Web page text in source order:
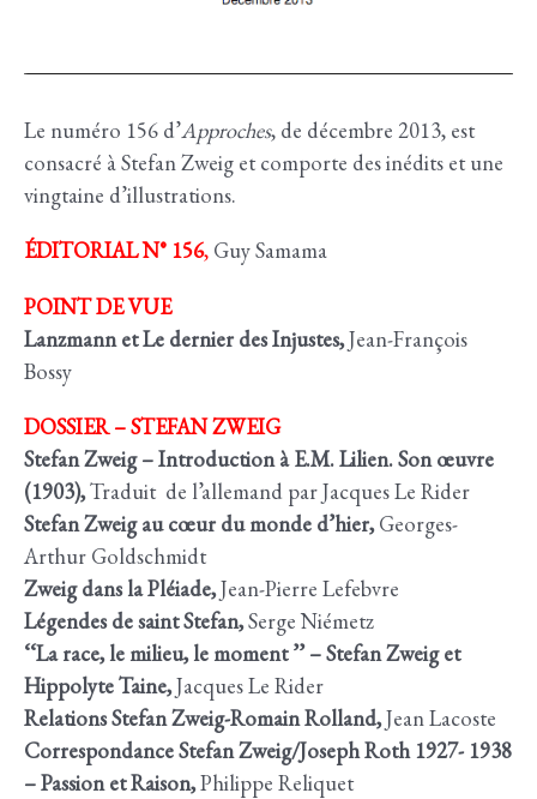
Le numéro 156 d’Approches, de décembre 2013, est
consacré à Stefan Zweig et comporte des inédits et une
vingtaine d’illustrations.
ÉDITORIAL N° 156, Guy Samama
POINT DE VUE
Lanzmann et Le dernier des Injustes,Jean-François
Bossy
DOSSIER – STEFAN ZWEIG
Stefan Zweig – Introduction à E.M. Lilien. Son œuvre
(1903),Traduit de l’allemand par Jacques Le Rider
Stefan Zweig au cœur du monde d’hier,Georges-
Arthur Goldschmidt
Zweig dans la Pléiade,Jean-Pierre Lefebvre
Légendes de saint Stefan,Serge Niémetz
‘‘La race, le milieu, le moment ’’ – Stefan Zweig et
Hippolyte Taine,Jacques Le Rider
Relations Stefan Zweig-Romain Rolland,Jean Lacoste
Correspondance Stefan Zweig/Joseph Roth 1927- 1938
– Passion et Raison,Philippe Reliquet